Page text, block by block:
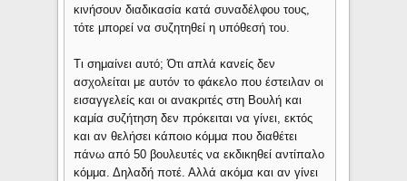
κινήσουν διαδικασία κατά συναδέλφου τους,
τότε μπορεί να συζητηθεί η υπόθεσή του.
Τι σημαίνει αυτό; Ότι απλά κανείς δεν
ασχολείται με αυτόν το φάκελο που έστειλαν οι
εισαγγελείς και οι ανακριτές στη Βουλή και
καμία συζήτηση δεν πρόκειται να γίνει, εκτός
και αν θελήσει κάποιο κόμμα που διαθέτει
πάνω από 50 βουλευτές να εκδικηθεί αντίπαλο
κόμμα. Δηλαδή ποτέ. Αλλά ακόμα και αν γίνει